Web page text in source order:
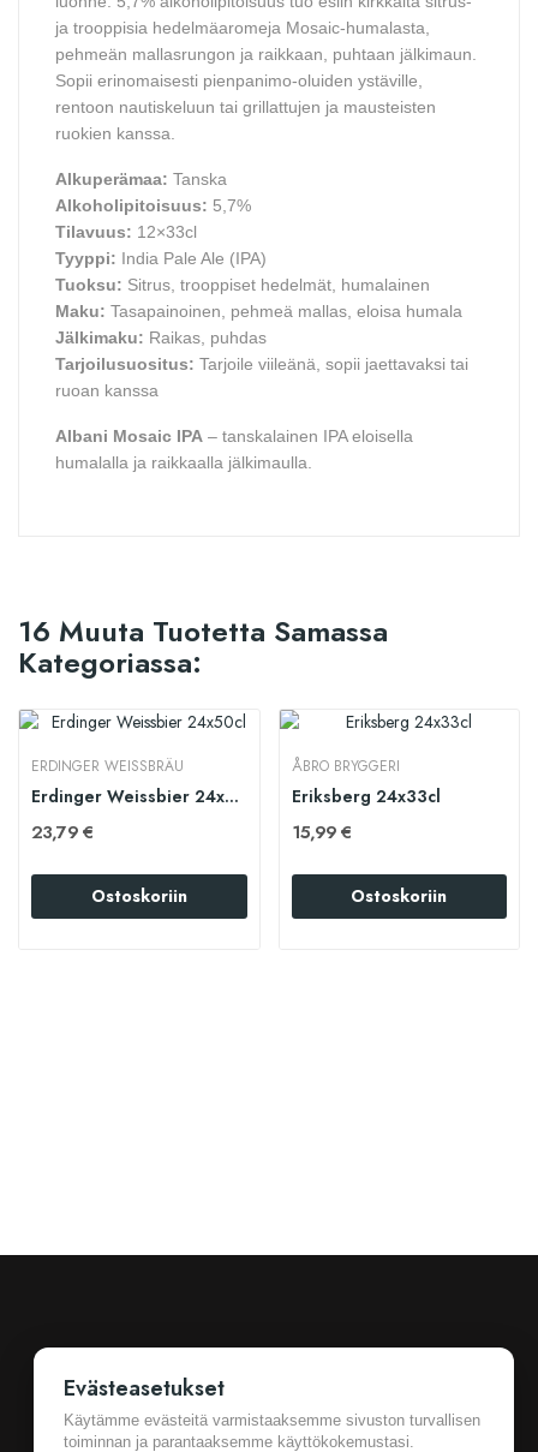
ja trooppisia hedelmäaromeja Mosaic-humalasta,
pehmeän mallasrungon ja raikkaan, puhtaan jälkimaun.
Sopii erinomaisesti pienpanimo-oluiden ystäville,
rentoon nautiskeluun tai grillattujen ja mausteisten
ruokien kanssa.
Alkuperämaa: Tanska
Alkoholipitoisuus: 5,7%
Tilavuus: 12×33cl
Tyyppi: India Pale Ale (IPA)
Tuoksu: Sitrus, trooppiset hedelmät, humalainen
Maku: Tasapainoinen, pehmeä mallas, eloisa humala
Jälkimaku: Raikas, puhdas
Tarjoilusuositus: Tarjoile viileänä, sopii jaettavaksi tai
ruoan kanssa
Albani Mosaic IPA – tanskalainen IPA eloisella
humalalla ja raikkaalla jälkimaulla.
16 Muuta Tuotetta Samassa
Kategoriassa:
ERDINGER WEISSBRÄU
Erdinger Weissbier 24x50cl
23,79 €
Ostoskoriin
ÅBRO BRYGGERI
Eriksberg 24x33cl
15,99 €
Ostoskoriin
Evästeasetukset
Käytämme evästeitä varmistaaksemme sivuston turvallisen
toiminnan ja parantaaksemme käyttökokemustasi.